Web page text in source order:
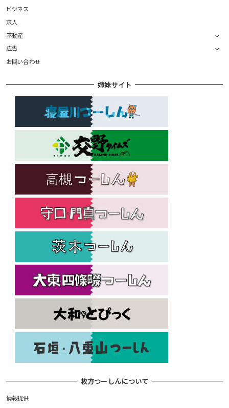
ビジネス
求人
不動産
広告
お問い合わせ
姉妹サイト
枚方つーしんについて
情報提供